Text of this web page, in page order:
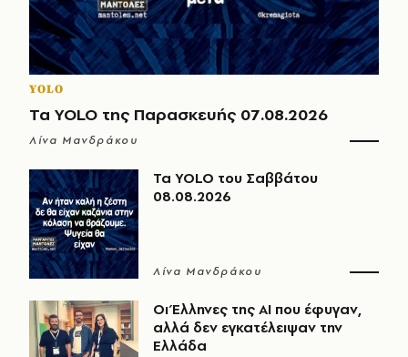
YOLO
Τα YOLO της Παρασκευής 07.08.2026
Λίνα Μανδράκου
Τα YOLO του Σαββάτου
08.08.2026
Λίνα Μανδράκου
Οι Έλληνες της ΑΙ που έφυγαν,
αλλά δεν εγκατέλειψαν την
Ελλάδα